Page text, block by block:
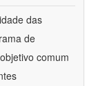
das
de
comum